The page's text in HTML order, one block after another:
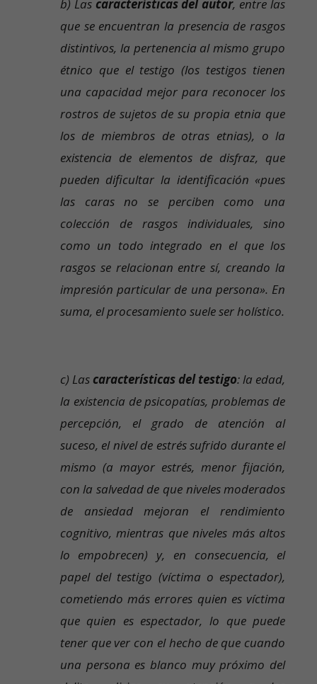
b) Las características del autor, entre las
que se encuentran la presencia de rasgos
distintivos, la pertenencia al mismo grupo
étnico que el testigo (los testigos tienen
una capacidad mejor para reconocer los
rostros de sujetos de su propia etnia que
los de miembros de otras etnias), o la
existencia de elementos de disfraz, que
pueden dificultar la identificación «pues
las caras no se perciben como una
colección de rasgos individuales, sino
como un todo integrado en el que los
rasgos se relacionan entre sí, creando la
impresión particular de una persona». En
suma, el procesamiento suele ser holístico.
c) Las características del testigo: la edad,
la existencia de psicopatías, problemas de
percepción, el grado de atención al
suceso, el nivel de estrés sufrido durante el
mismo (a mayor estrés, menor fijación,
con la salvedad de que niveles moderados
de ansiedad mejoran el rendimiento
cognitivo, mientras que niveles más altos
lo empobrecen) y, en consecuencia, el
papel del testigo (víctima o espectador),
cometiendo más errores quien es víctima
que quien es espectador, lo que puede
tener que ver con el hecho de que cuando
una persona es blanco muy próximo del